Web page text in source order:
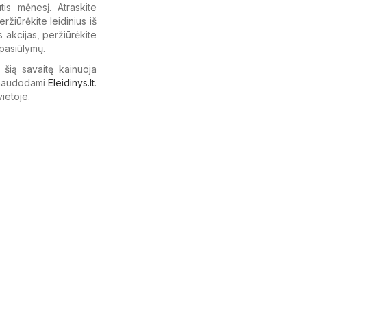
mėnesį. Atraskite
leidinius iš
akcijas, peržiūrėkite
savaitę kainuoja
Eleidinys.lt.